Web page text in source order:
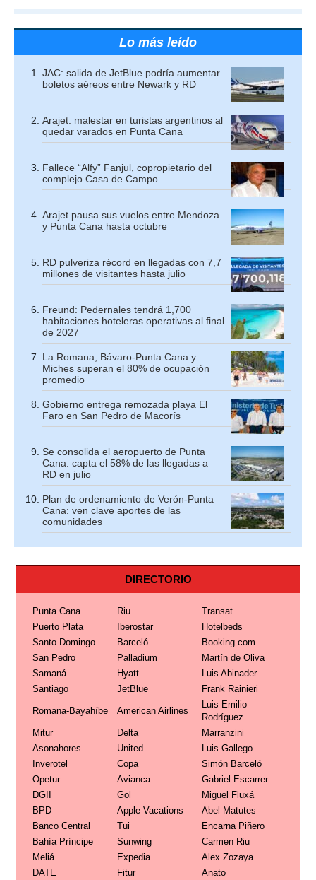
Lo más leído
JAC: salida de JetBlue podría aumentar
boletos aéreos entre Newark y RD
Arajet: malestar en turistas argentinos al
quedar varados en Punta Cana
Fallece “Alfy” Fanjul, copropietario del
complejo Casa de Campo
Arajet pausa sus vuelos entre Mendoza
y Punta Cana hasta octubre
RD pulveriza récord en llegadas con 7,7
millones de visitantes hasta julio
Freund: Pedernales tendrá 1,700
habitaciones hoteleras operativas al final
de 2027
La Romana, Bávaro-Punta Cana y
Miches superan el 80% de ocupación
promedio
Gobierno entrega remozada playa El
Faro en San Pedro de Macorís
Se consolida el aeropuerto de Punta
Cana: capta el 58% de las llegadas a
RD en julio
Plan de ordenamiento de Verón-Punta
Cana: ven clave aportes de las
comunidades
DIRECTORIO
Punta Cana Riu
Transat
Puerto Plata
Iberostar
Hotelbeds
Santo Domingo
Barceló
Booking.com
San Pedro
Palladium
Martín de Oliva
Samaná
Hyatt
Luis Abinader
Santiago
JetBlue Frank Rainieri
Romana-Bayahíbe American Airlines
Luis Emilio
Rodríguez
Mitur
Delta
Marranzini
Asonahores
United
Luis Gallego
Inverotel
Copa
Simón Barceló
Opetur
Avianca
Gabriel Escarrer
DGII
Gol
Miguel Fluxá
BPD
Apple Vacations
Abel Matutes
Banco Central
Tui
Encarna Piñero
Bahía Príncipe
Sunwing
Carmen Riu
Meliá
Expedia
Alex Zozaya
DATE
Fitur Anato